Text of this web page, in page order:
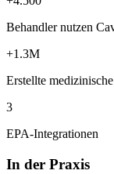
Behandler nutzen
+1.3M
Erstellte
3
EPA-Integrationen
In der Praxis